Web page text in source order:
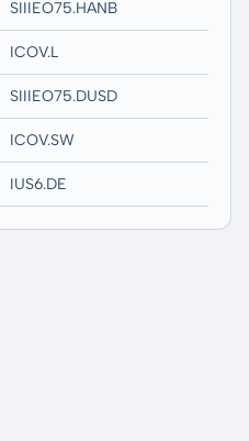
SIIIEO75.HANB
ICOV.L
SIIIEO75.DUSD
ICOV.SW
IUS6.DE